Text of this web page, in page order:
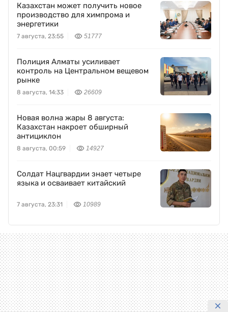
Казахстан может получить новое
производство для химпрома и
энергетики
7 августа, 23:55 51777
Полиция Алматы усиливает
контроль на Центральном вещевом
рынке
8 августа, 14:33 26609
Новая волна жары 8 августа:
Казахстан накроет обширный
антициклон
8 августа, 00:59 14927
Солдат Нацгвардии знает четыре
языка и осваивает китайский
7 августа, 23:31 10989